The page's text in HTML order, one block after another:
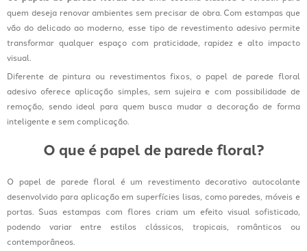
quem deseja renovar ambientes sem precisar de obra. Com estampas que
vão do delicado ao moderno, esse tipo de revestimento adesivo permite
transformar qualquer espaço com praticidade, rapidez e alto impacto
visual.
Diferente de pintura ou revestimentos fixos, o papel de parede floral
adesivo oferece aplicação simples, sem sujeira e com possibilidade de
remoção, sendo ideal para quem busca mudar a decoração de forma
inteligente e sem complicação.
O que é papel de parede floral?
O papel de parede floral é um revestimento decorativo autocolante
desenvolvido para aplicação em superfícies lisas, como paredes, móveis e
portas. Suas estampas com flores criam um efeito visual sofisticado,
podendo variar entre estilos clássicos, tropicais, românticos ou
contemporâneos.